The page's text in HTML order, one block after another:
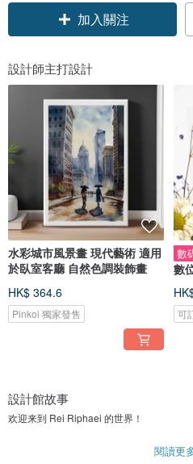
加入關注
設計師主打設計
水彩城市風景畫 現代藝術 適用
於臥室客廳 自然色調裝飾畫
HK$ 364.6
Pinkoi 獨家發售
數
數
可
設計館故事
欢迎来到 Rei Riphaei 的世界！
这里的每一幅作品都是一扇小小的窗户，
我的创作灵感来源于日常生活的美好、梦
閱讀更